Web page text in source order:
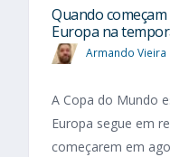
Quando
Europa na
Armando Vieira
A Copa do Mundo
Europa segue em
começarem em